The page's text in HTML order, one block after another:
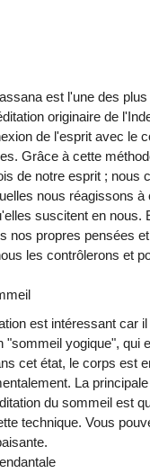
est l'une des
originaire de
de l'esprit avec le
Grâce à cette
de notre esprit ; nous
nous réagissons
suscitent en nous.
nos propres pensées
les contrôlerons et
est intéressant car
"sommeil yogique", qui
cet état, le corps est
La
du sommeil est
technique. Vous